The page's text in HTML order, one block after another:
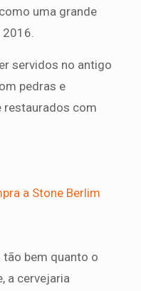
uma grande
2016.
servidos no antigo
pedras e
restaurados com
a Stone Berlim
bem quanto o
a cervejaria